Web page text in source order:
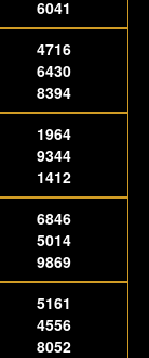
6041
4716
6430
8394
1964
9344
1412
6846
5014
9869
5161
4556
8052